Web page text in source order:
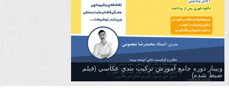
وبینار دوره جامع آموزش تركيب بندي عكاسي (فیلم
ضبط شده)